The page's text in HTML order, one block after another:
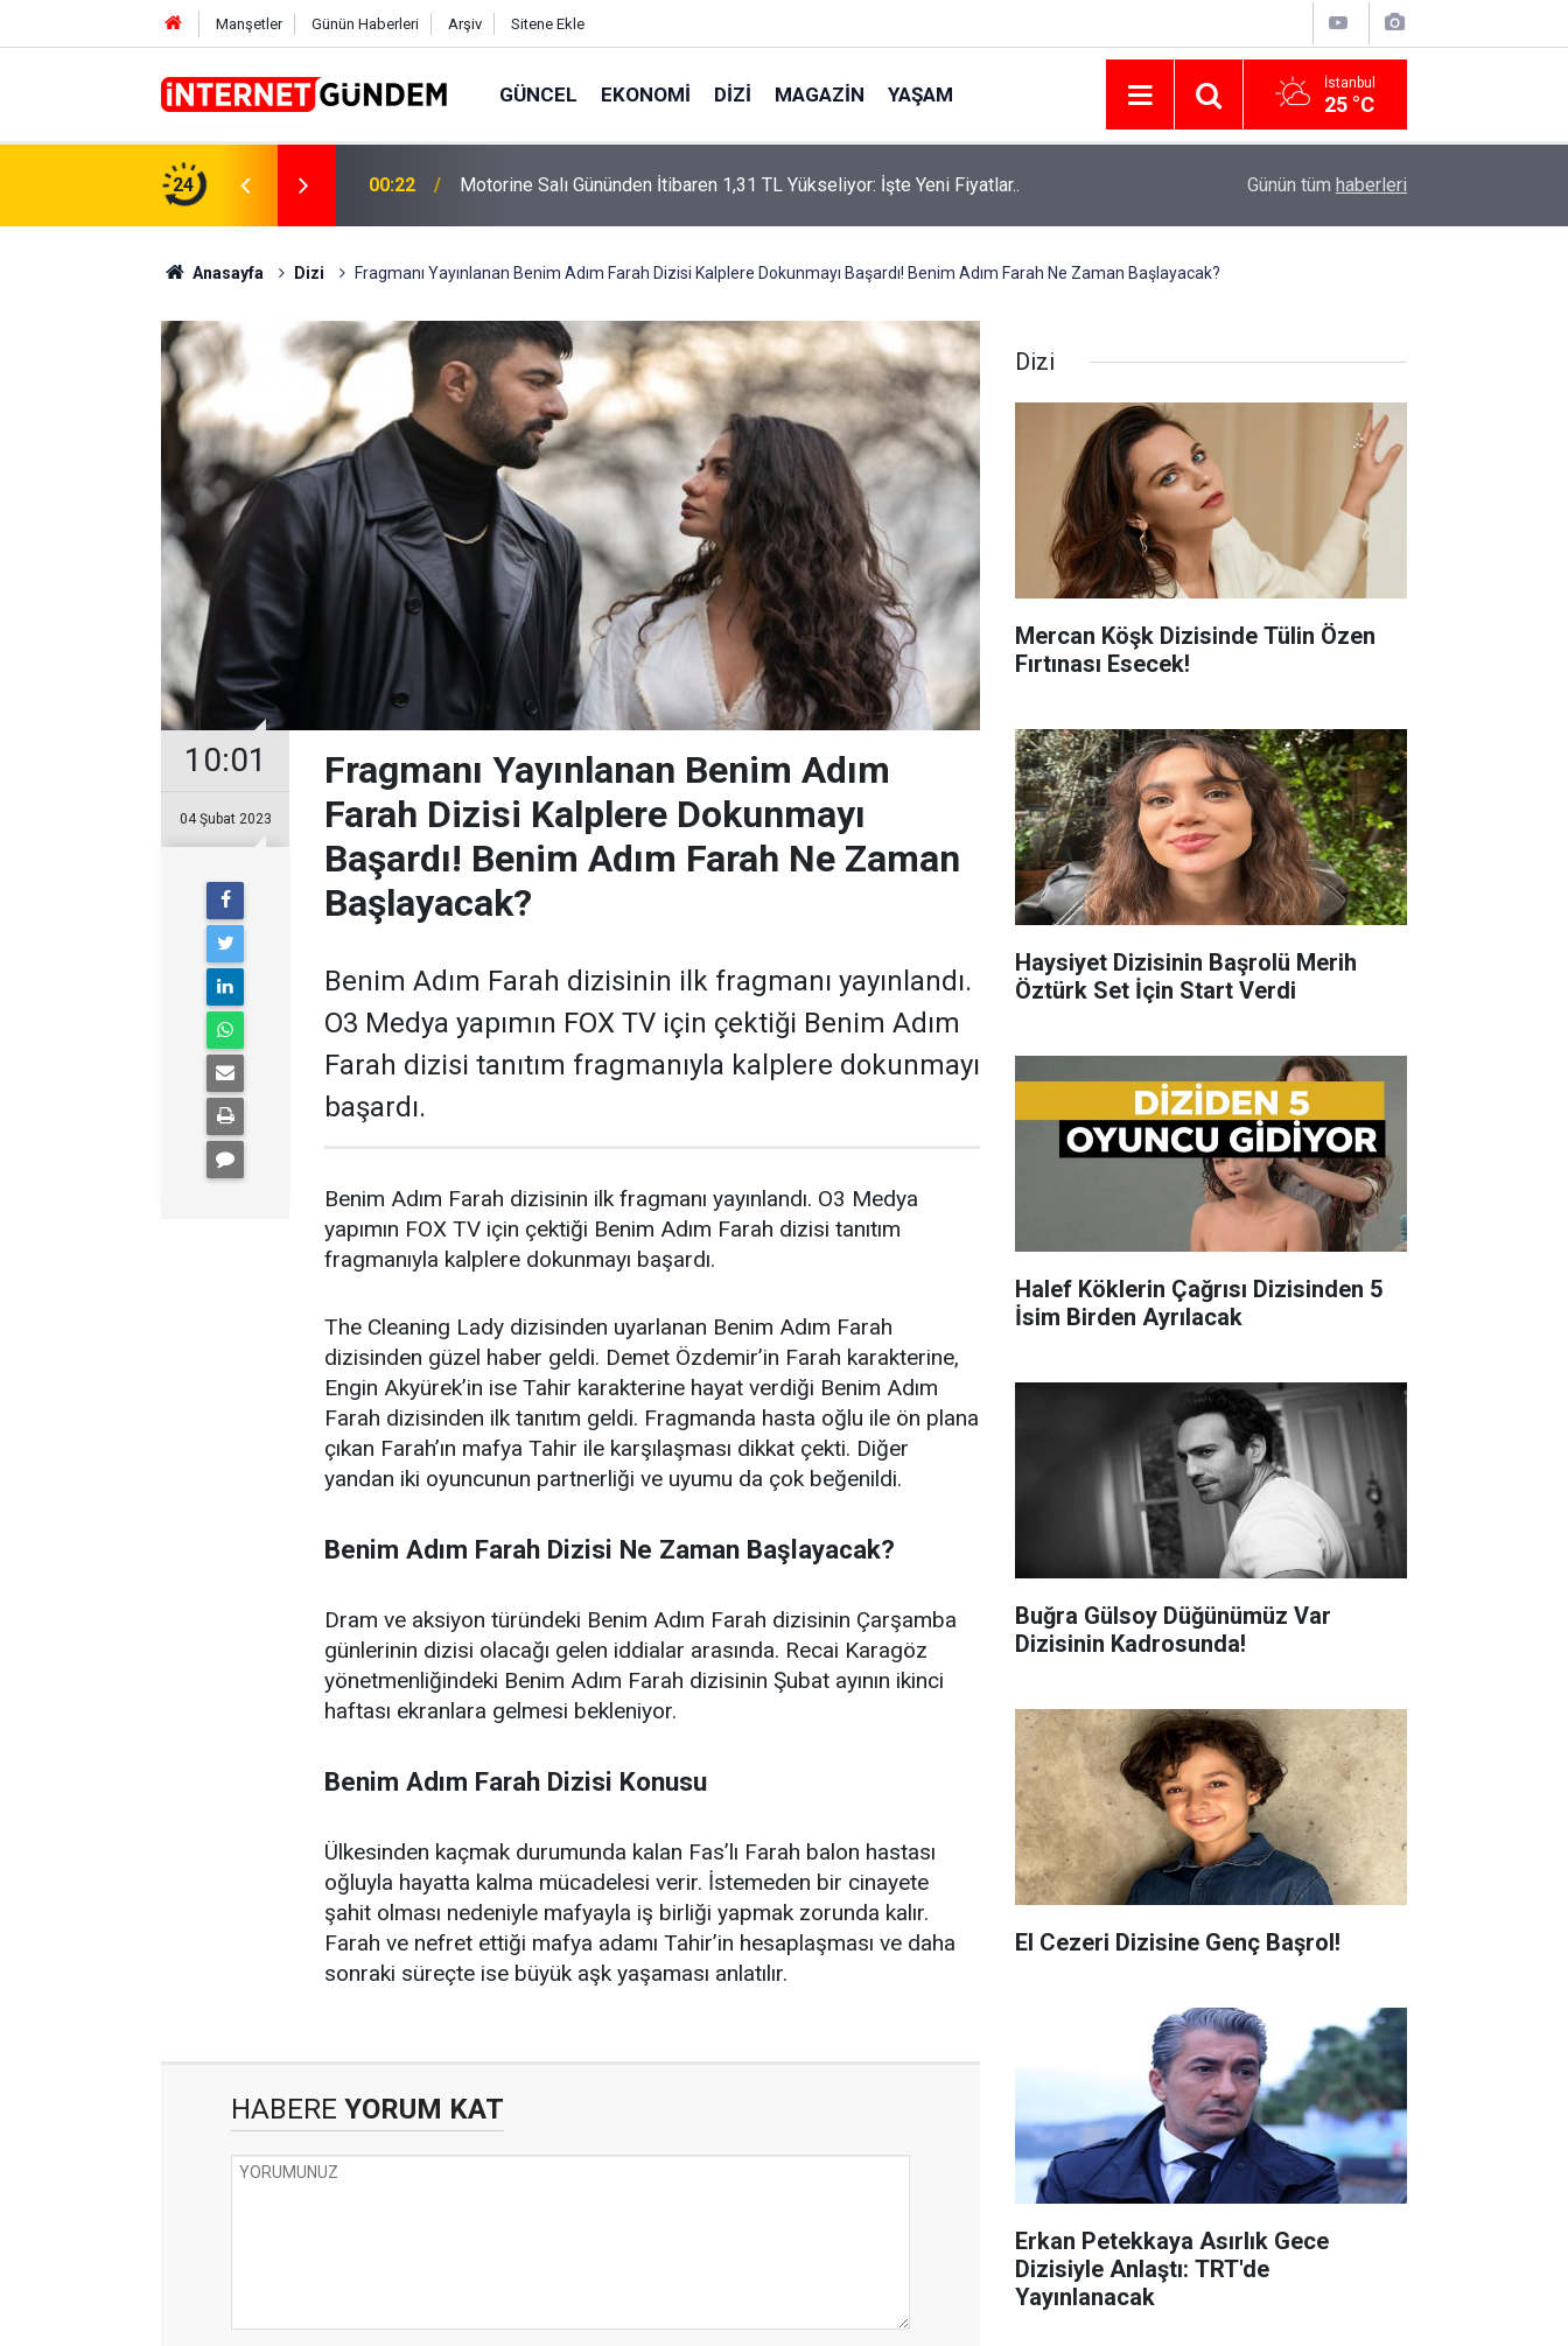
Manşetler Günün Haberleri Arşiv Sitene Ekle
GÜNCEL EKONOMI DIZI MAGAZIN YAŞAM İstanbul
25 °C
24
TL Yükseliyor: İşte Yeni Fiyatlar.. 15:58
Neşet Ertaş’a “Bozkırın Tezenesi” Lakabını Kim Verdi? Beyaz’la Joker
Sorusunun Cevabı Merak Edildi
Günün tüm haberleri
Anasayfa Dizi Fragmanı Yayınlanan Benim Adım Farah Dizisi Kalplere Dokunmayı Başardı! Benim Adım Farah Ne Zaman Başlayacak?
10:01
04 Şubat 2023
Fragmanı Yayınlanan Benim Adım
Farah Dizisi Kalplere Dokunmayı
Başardı! Benim Adım Farah Ne Zaman
Başlayacak?
Benim Adım Farah dizisinin ilk fragmanı yayınlandı.
O3 Medya yapımın FOX TV için çektiği Benim Adım
Farah dizisi tanıtım fragmanıyla kalplere dokunmayı
başardı.
Benim Adım Farah dizisinin ilk fragmanı yayınlandı. O3 Medya
yapımın FOX TV için çektiği Benim Adım Farah dizisi tanıtım
fragmanıyla kalplere dokunmayı başardı.
The Cleaning Lady dizisinden uyarlanan Benim Adım Farah
dizisinden güzel haber geldi. Demet Özdemir’in Farah karakterine,
Engin Akyürek’in ise Tahir karakterine hayat verdiği Benim Adım
Farah dizisinden ilk tanıtım geldi. Fragmanda hasta oğlu ile ön plana
çıkan Farah’ın mafya Tahir ile karşılaşması dikkat çekti. Diğer
yandan iki oyuncunun partnerliği ve uyumu da çok beğenildi.
Benim Adım Farah Dizisi Ne Zaman Başlayacak?
Dram ve aksiyon türündeki Benim Adım Farah dizisinin Çarşamba
günlerinin dizisi olacağı gelen iddialar arasında. Recai Karagöz
yönetmenliğindeki Benim Adım Farah dizisinin Şubat ayının ikinci
haftası ekranlara gelmesi bekleniyor.
Benim Adım Farah Dizisi Konusu
Ülkesinden kaçmak durumunda kalan Fas’lı Farah balon hastası
oğluyla hayatta kalma mücadelesi verir. İstemeden bir cinayete
şahit olması nedeniyle mafyayla iş birliği yapmak zorunda kalır.
Farah ve nefret ettiği mafya adamı Tahir’in hesaplaşması ve daha
sonraki süreçte ise büyük aşk yaşaması anlatılır.
HABERE YORUM KAT
Dizi
Mercan Köşk Dizisinde Tülin Özen
Fırtınası Esecek!
Haysiyet Dizisinin Başrolü Merih
Öztürk Set İçin Start Verdi
Halef Köklerin Çağrısı Dizisinden 5
İsim Birden Ayrılacak
Buğra Gülsoy Düğünümüz Var
Dizisinin Kadrosunda!
El Cezeri Dizisine Genç Başrol!
Erkan Petekkaya Asırlık Gece
Dizisiyle Anlaştı: TRT'de
Yayınlanacak